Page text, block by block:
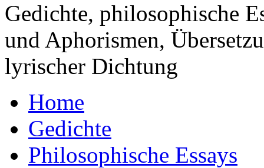
Gedichte, philosophische
und Aphorismen,
lyrischer Dichtung
Home
Gedichte
Philosophische Essays